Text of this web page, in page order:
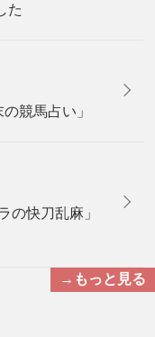
た
競馬占い」
の快刀乱麻」
→もっと見る